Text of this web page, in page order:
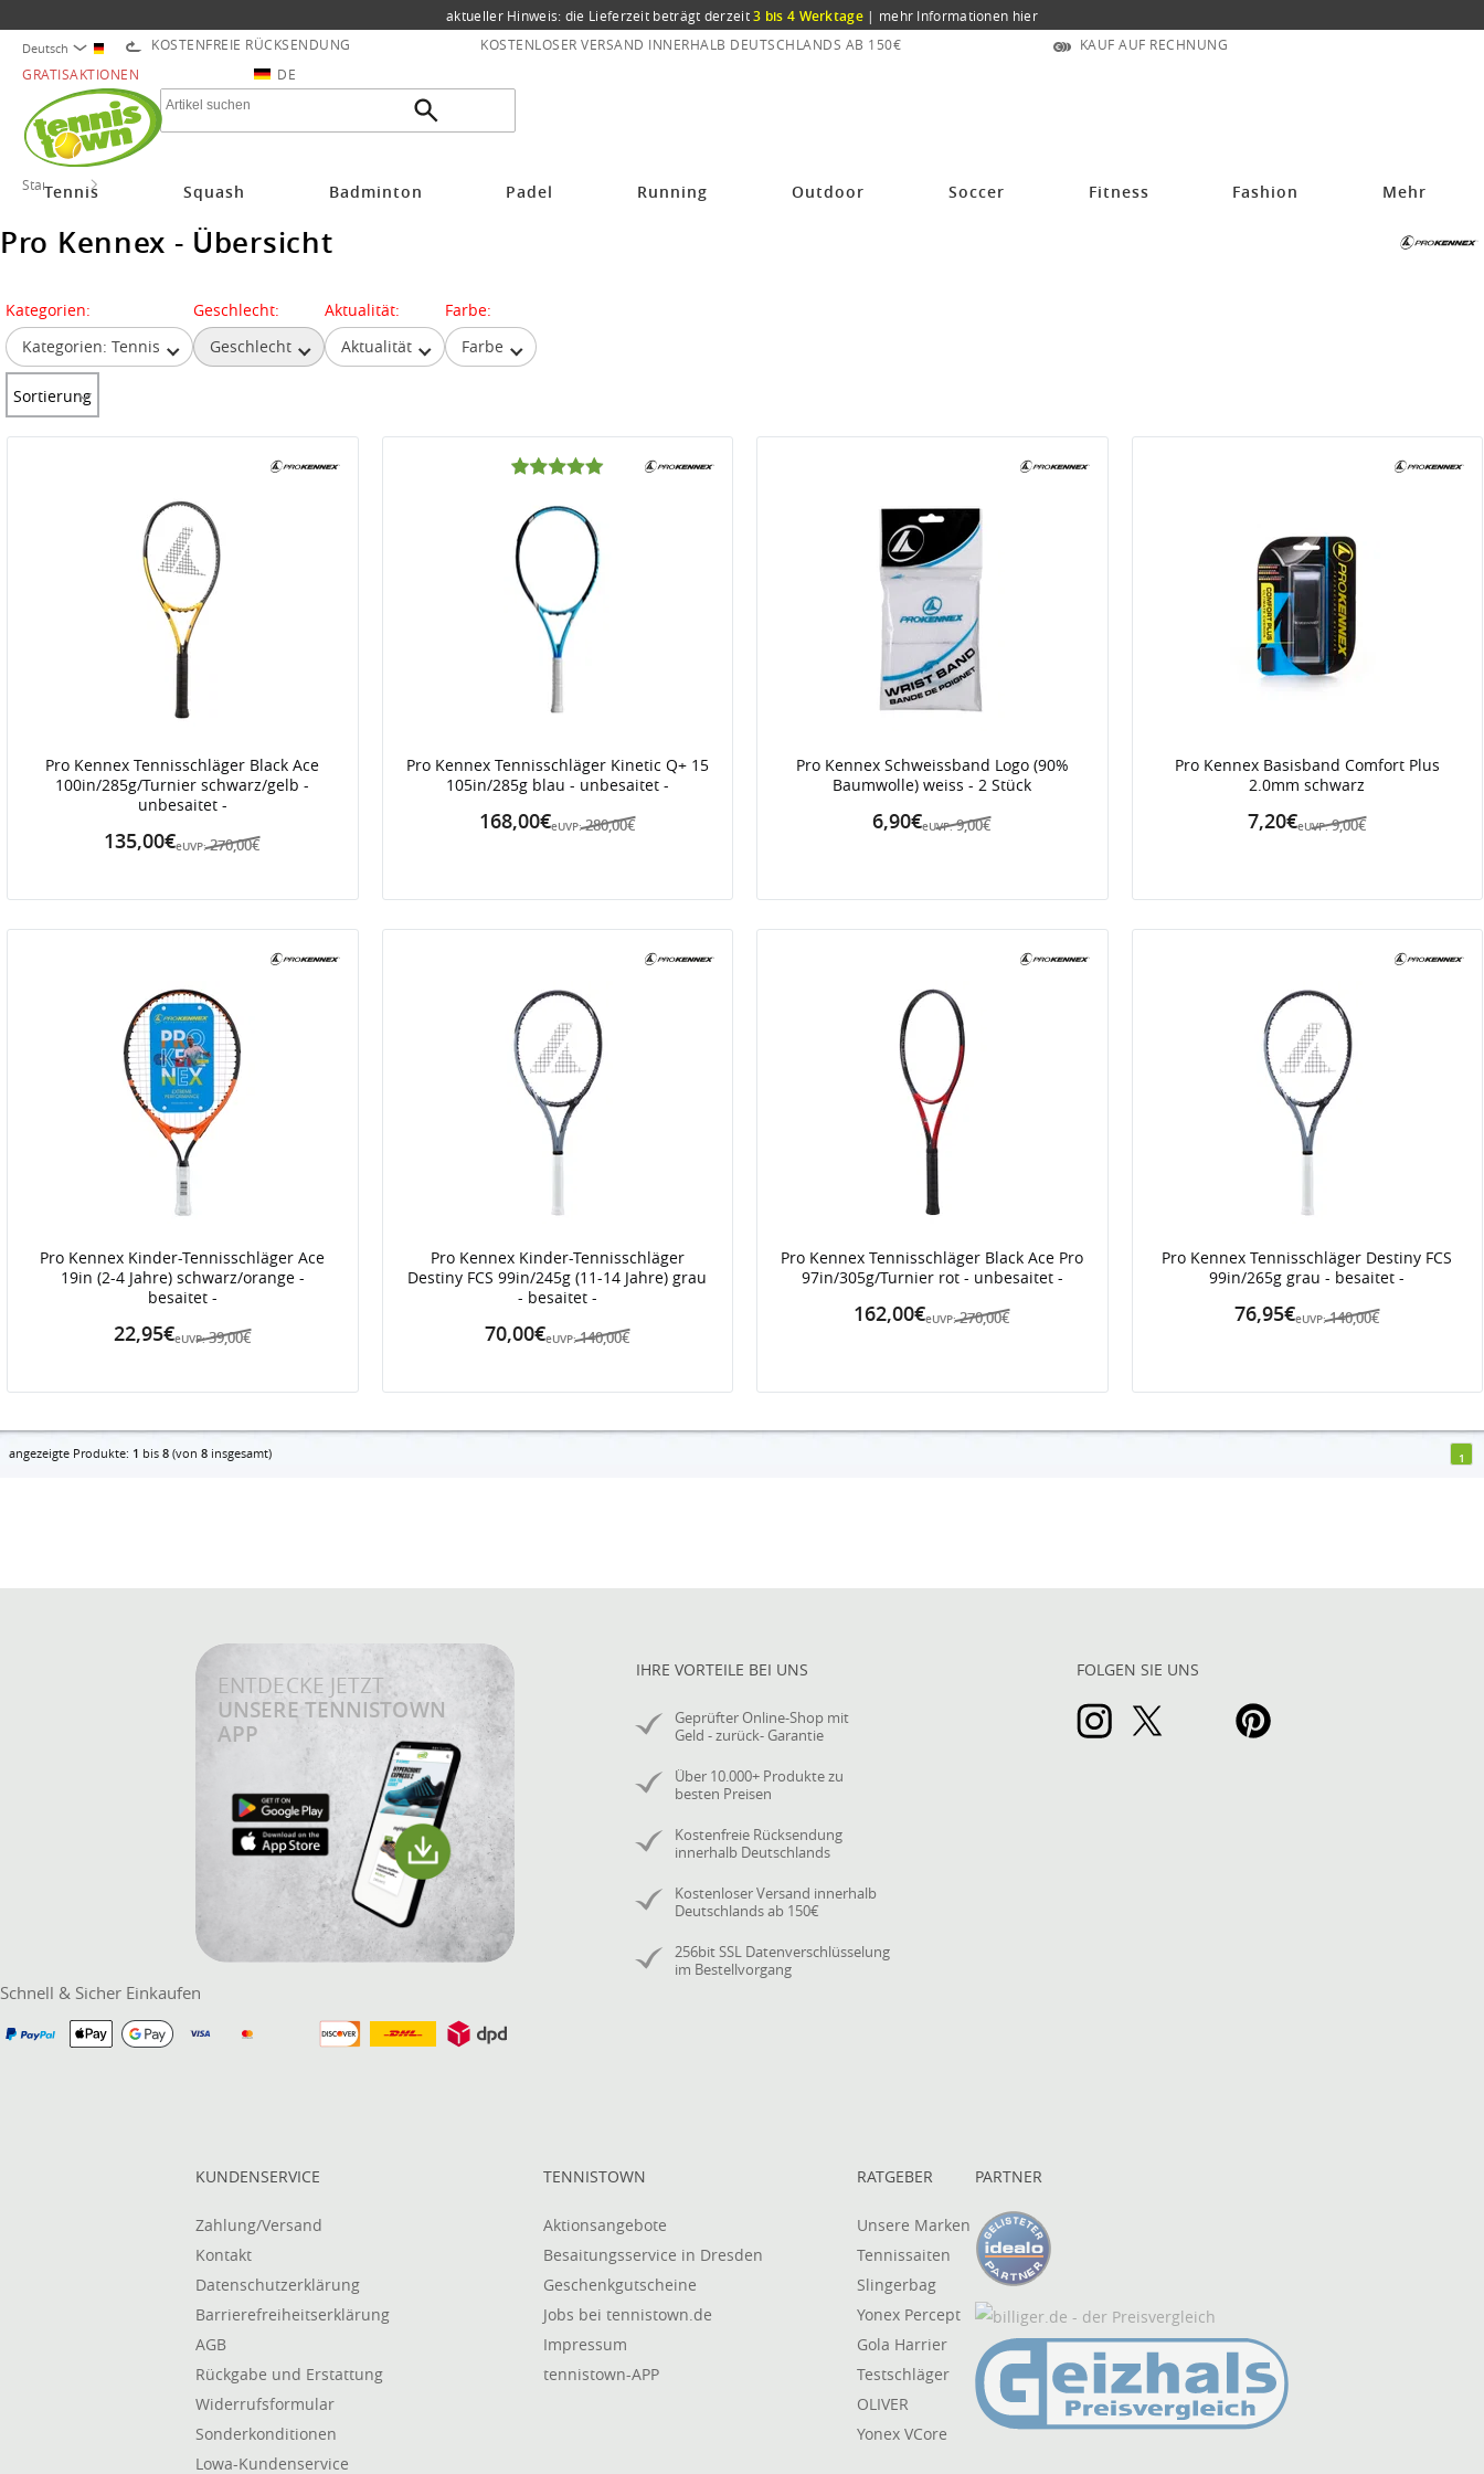
aktueller Hinweis: die Lieferzeit beträgt derzeit3 bis 4 Werktage | mehr Informationen hier
Deutsch KOSTENFREIE RÜCKSENDUNG KOSTENLOSER VERSAND INNERHALB DEUTSCHLANDS AB 150€
KAUF AUF RECHNUNG
GRATISAKTIONEN
DE
Tennis Squash Badminton Padel Running Outdoor Soccer Fitness Fashion Mehr
Startseite
Pro Kennex - Übersicht
Kategorien:
Kategorien: Tennis
Geschlecht:
Geschlecht
Aktualität:
Aktualität
Farbe:
Farbe
Sortierung
Pro Kennex Tennisschläger Black Ace
100in/285g/Turnier schwarz/gelb -
unbesaitet -
eUVP: 270,00€
135,00€
Pro Kennex Tennisschläger Kinetic Q+ 15
105in/285g blau - unbesaitet -
eUVP: 280,00€
168,00€
Pro Kennex Schweissband Logo (90%
Baumwolle) weiss - 2 Stück
eUVP: 9,00€
6,90€
Pro Kennex Basisband Comfort Plus
2.0mm schwarz
eUVP: 9,00€
7,20€
Pro Kennex Kinder-Tennisschläger Ace
19in (2-4 Jahre) schwarz/orange -
besaitet -
eUVP: 39,00€
22,95€
Pro Kennex Kinder-Tennisschläger
Destiny FCS 99in/245g (11-14 Jahre) grau
- besaitet -
eUVP: 140,00€
70,00€
Pro Kennex Tennisschläger Black Ace Pro
97in/305g/Turnier rot - unbesaitet -
eUVP: 270,00€
162,00€
Pro Kennex Tennisschläger Destiny FCS
99in/265g grau - besaitet -
eUVP: 140,00€
76,95€
angezeigte Produkte: 1 bis 8 (von 8 insgesamt) 1
ENTDECKE JETZT
UNSERE TENNISTOWN
APP
IHRE VORTEILE BEI UNS
Geprüfter Online-Shop mit
Geld - zurück- Garantie
Über 10.000+ Produkte zu
besten Preisen
Kostenfreie Rücksendung
innerhalb Deutschlands
Kostenloser Versand innerhalb
Deutschlands ab 150€
256bit SSL Datenverschlüsselung
im Bestellvorgang
FOLGEN SIE UNS
Schnell & Sicher Einkaufen
KUNDENSERVICE
Zahlung/Versand
Kontakt
Datenschutzerklärung
Barrierefreiheitserklärung
AGB
Rückgabe und Erstattung
Widerrufsformular
Sonderkonditionen
Lowa-Kundenservice
TENNISTOWN
Aktionsangebote
Besaitungsservice in Dresden
Geschenkgutscheine
Jobs bei tennistown.de
Impressum
tennistown-APP
RATGEBER
Unsere Marken
Tennissaiten
Slingerbag
Yonex Percept
Gola Harrier
Testschläger
OLIVER
Yonex VCore
PARTNER